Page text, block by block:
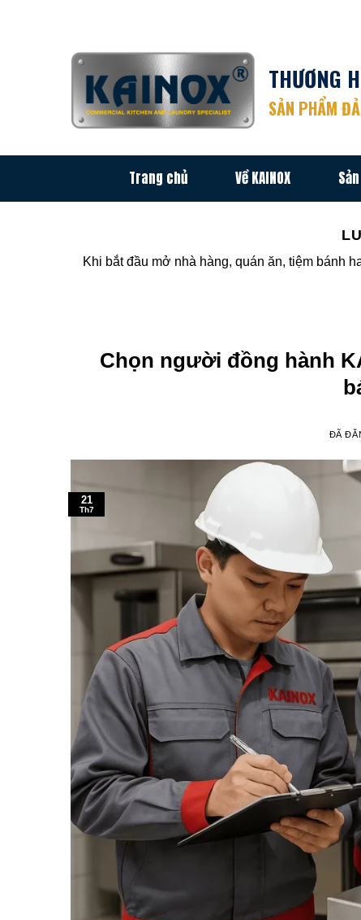
THƯƠNG
SẢN PHẨM
Trang chủ Về KAINOX
Khi bắt đầu mở nhà hàng, quán ăn, tiệm bánh
Chọn người đồng hành
ĐÃ
21
Th7